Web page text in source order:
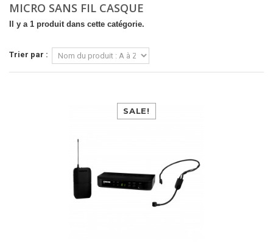
MICRO SANS FIL CASQUE
Il y a 1 produit dans cette catégorie.
Trier par :
SALE!